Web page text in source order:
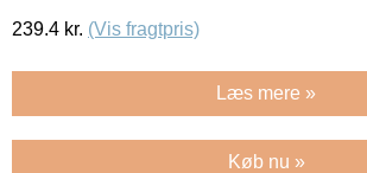
239.4 kr. (Vis fragtpris)
Læs mere »
Køb nu »